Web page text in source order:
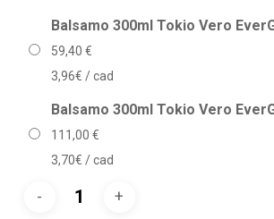
Balsamo 300ml Tokio Vero
59,40 €
3,96€ / cad
Balsamo 300ml Tokio Vero
111,00 €
3,70€ / cad